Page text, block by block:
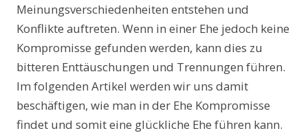
Meinungsverschiedenheiten entstehen und
Konflikte auftreten. Wenn in einer Ehe jedoch keine
Kompromisse gefunden werden, kann dies zu
bitteren Enttäuschungen und Trennungen führen.
Im folgenden Artikel werden wir uns damit
beschäftigen, wie man in der Ehe Kompromisse
findet und somit eine glückliche Ehe führen kann.